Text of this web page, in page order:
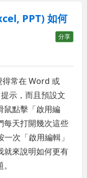
PPT) 如何
分享
得常在 Word 或
示，而且預設文
鼠點擊「啟用編
每天打開幾次這些
次「啟用編輯」
就來說明如何更有